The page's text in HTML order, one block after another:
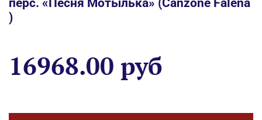
)
16968.00 руб